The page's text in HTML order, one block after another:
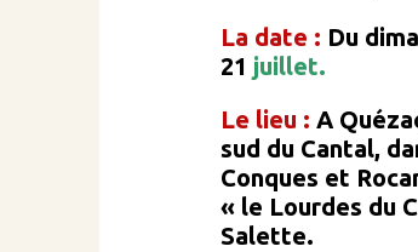
La date : Du
21 juillet.
Le lieu : A
sud du Cantal,
Conques et
« le Lourdes du
Salette.